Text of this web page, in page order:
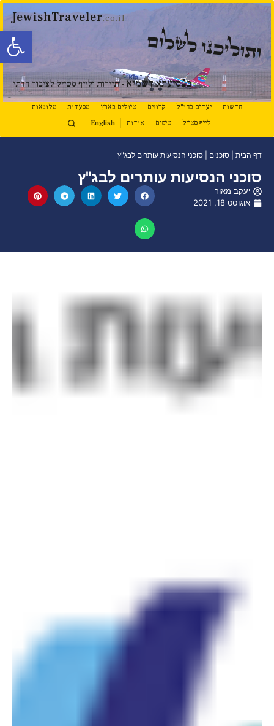
פתח
JewishTraveler.co.il
ותוליכנו לשלום
בנסיעתא דשמיא- תיירות ולייף סטייל לציבור הדתי
חדשות יעדים בחו"ל קרוזים טיולים בארץ מסעדות
מלונאות
לייף סטייל
טיפים אודות English
דף הבית סוכנים סוכני הנסיעות עותרים לבג"ץ
סוכני הנסיעות עותרים לבג"ץ
יעקב מאור
אוגוסט 18, 2021